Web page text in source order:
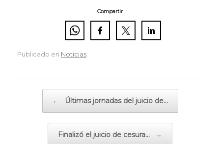
Compartir
Publicado en Noticias.
← Últimas jornadas del juicio de…
Finalizó el juicio de cesura… →